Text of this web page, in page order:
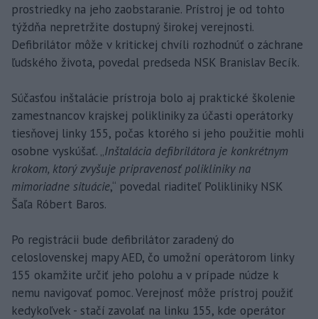
prostriedky na jeho zaobstaranie. Prístroj je od tohto
týždňa nepretržite dostupný širokej verejnosti.
Defibrilátor môže v kritickej chvíli rozhodnúť o záchrane
ľudského života, povedal predseda NSK Branislav Becík.
Súčasťou inštalácie prístroja bolo aj praktické školenie
zamestnancov krajskej polikliniky za účasti operátorky
tiesňovej linky 155, počas ktorého si jeho použitie mohli
osobne vyskúšať. „Inštalácia defibrilátora je konkrétnym
krokom, ktorý zvyšuje pripravenosť polikliniky na
mimoriadne situácie,“ povedal riaditeľ Polikliniky NSK
Šaľa Róbert Baros.
Po registrácii bude defibrilátor zaradený do
celoslovenskej mapy AED, čo umožní operátorom linky
155 okamžite určiť jeho polohu a v prípade núdze k
nemu navigovať pomoc. Verejnosť môže prístroj použiť
kedykoľvek - stačí zavolať na linku 155, kde operátor